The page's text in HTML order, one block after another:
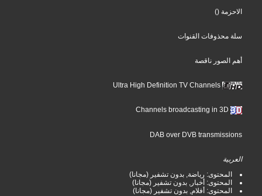
الاحزمة ()
سلة محذوفات القنوات
أهم الصور ناقصة
Ultra High Definition TV Channels
DAB over DVB transmissions
العربية
المحتوى: رياضة, بدون تشفير (مجانا)
المحتوى: أخبار, بدون تشفير (مجانا)
المحتوى: أفلام, بدون تشفير (مجانا)